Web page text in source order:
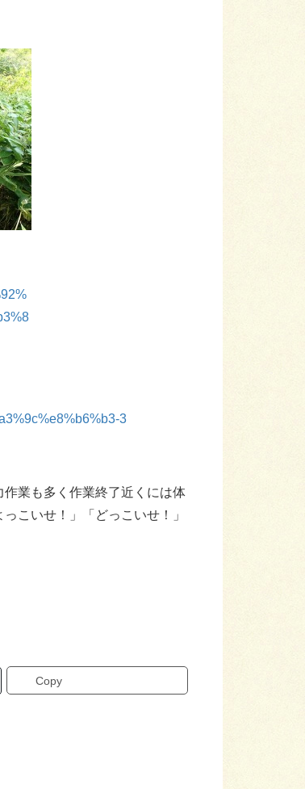
業も多く作業終了近くには体
こいせ！」「どっこいせ！」
Copy